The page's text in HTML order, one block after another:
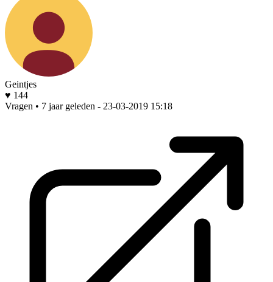
Geintjes
♥ 144
Vragen • 7 jaar geleden - 23-03-2019 15:18